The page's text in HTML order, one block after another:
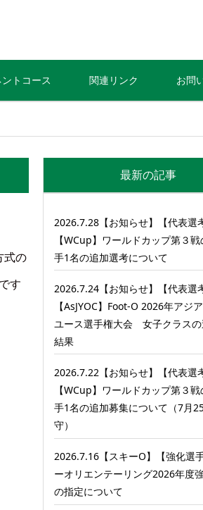
トコース 関連リンク お問
式の
す
最新の記事
2026.7.28【お知らせ】【代表選
【WCup】ワールドカップ第３
手1名の追加選考について
2026.7.24【お知らせ】【代表選
【AsJYOC】Foot-O 2026年アジ
ユース選手権大会 女子クラス
結果
2026.7.22【お知らせ】【代表選
【WCup】ワールドカップ第３
手1名の追加募集について（7月
守）
2026.7.16【スキーO】【強化選
ーオリエンテーリング2026年度
の指定について